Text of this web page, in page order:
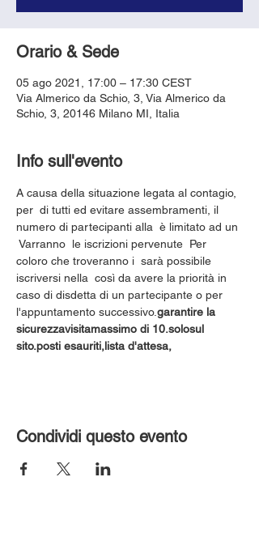
Orario & Sede
05 ago 2021, 17:00 – 17:30 CEST
Via Almerico da Schio, 3, Via Almerico da
Schio, 3, 20146 Milano MI, Italia
Info sull'evento
A causa della situazione legata al contagio,
per di tutti ed evitare assembramenti, il
numero di partecipanti alla è limitato ad un
Varranno le iscrizioni pervenute Per
coloro che troveranno i sarà possibile
iscriversi nella così da avere la priorità in
caso di disdetta di un partecipante o per
l'appuntamento successivo.garantire la
sicurezzavisitamassimo di 10.solosul
sito.posti esauriti,lista d'attesa,
Condividi questo evento